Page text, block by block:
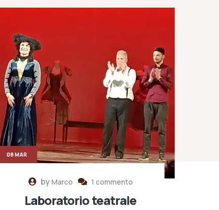
byMarco 1 commento
Laboratorio teatrale
08 MAR